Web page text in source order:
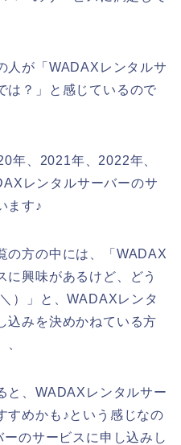
人が「WADAXレンタルサ
は？」と感じているので
年、2021年、2022年、
レンタルサーバーのサ
ます♪
の方の中には、「WADAX
に興味があるけど、どう
）」と、WADAXレンタ
込みを決めかねている方
と、WADAXレンタルサー
すめかも♪という感じなの
のサービスに申し込みし